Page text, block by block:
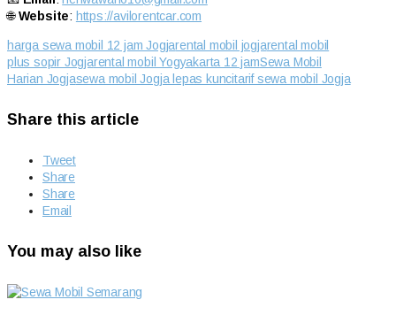
🌐 Website: https://avilorentcar.com
harga sewa mobil 12 jam Jogjarental mobil jogjarental mobil
plus sopir Jogjarental mobil Yogyakarta 12 jamSewa Mobil
Harian Jogjasewa mobil Jogja lepas kuncitarif sewa mobil Jogja
Share this article
Tweet
Share
Share
Email
You may also like